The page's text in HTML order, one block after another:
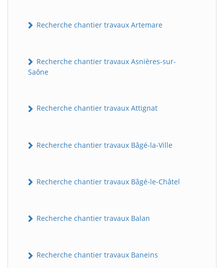
Recherche chantier travaux Artemare
Recherche chantier travaux Asnières-sur-
Saône
Recherche chantier travaux Attignat
Recherche chantier travaux Bâgé-la-Ville
Recherche chantier travaux Bâgé-le-Châtel
Recherche chantier travaux Balan
Recherche chantier travaux Baneins